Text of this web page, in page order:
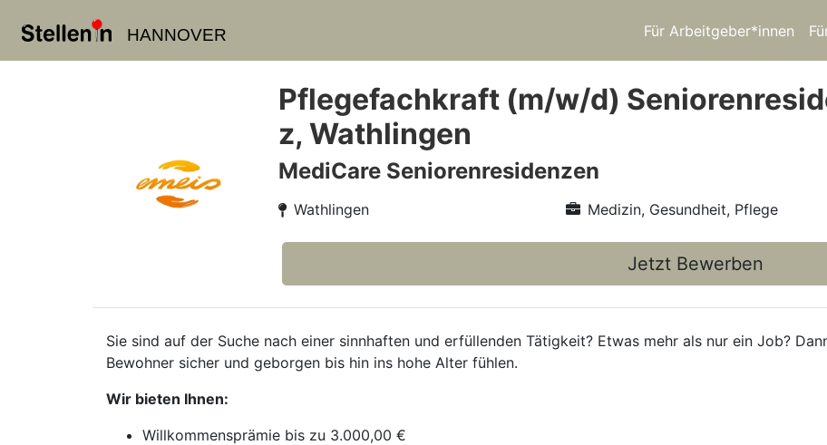
HANNOVER Für Arbeitgeber*innen
Pflegefachkraft (m/w/d)
z, Wathlingen
MediCare Seniorenresidenzen
Wathlingen Medizin, Gesundheit, Pflege
Jetzt Bewerben
Sie sind auf der Suche nach einer sinnhaften und erfüllenden Tätigkeit? Etwas mehr als nur ein Job?
Bewohner sicher und geborgen bis hin ins hohe Alter fühlen.
Wir bieten Ihnen:
Willkommensprämie bis zu 3.000,00 €